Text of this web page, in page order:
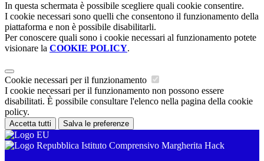
In questa schermata è possibile scegliere quali cookie consentire.
I cookie necessari sono quelli che consentono il funzionamento della
piattaforma e non è possibile disabilitarli.
Per conoscere quali sono i cookie necessari al funzionamento potete
visionare la COOKIE POLICY.
Cookie necessari per il funzionamento
I cookie necessari per il funzionamento non possono essere
disabilitati. È possibile consultare l'elenco nella pagina della cookie
policy.
Accetta tutti Salva le preferenze
Istituto Comprensivo Margherita Hack